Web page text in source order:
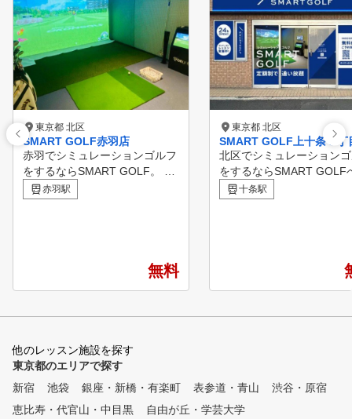
東京都 北区
SMART GOLF赤羽店
赤羽でシミュレーションゴルフ
をするならSMART GOLF。 赤
羽店は2ルームの完全個室で集
中してゴルフ練習をしていただ
々のお悩み解決やスキルアップ
をしていただける環境をご用意
をさせていただきます。
赤羽駅
無料
東京都 北区
SMART GOLF上十条３丁
北区でシミュレーション
をするならSMART GOLF
上十条3丁目店は2ルーム
で集中してゴルフ練習を
プをしていただける環境
十条駅
他のレッスン施設を探す
東京都のエリアで探す
新宿
池袋 銀座・新橋・有楽町 表参道・青山
渋谷・原宿
恵比寿・代官山・中目黒
自由が丘・学芸大学